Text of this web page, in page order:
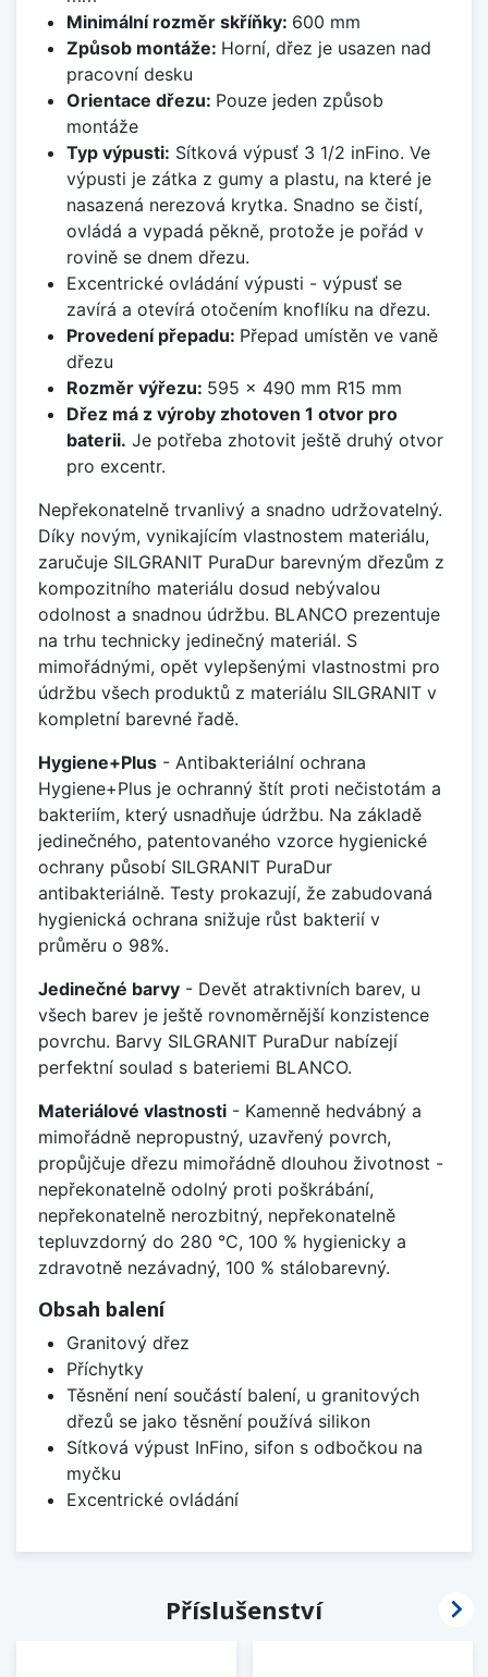
Minimální rozměr skříňky: 600 mm
Způsob montáže: Horní, dřez je usazen nad
pracovní desku
Orientace dřezu: Pouze jeden způsob
montáže
Typ výpusti: Sítková výpusť 3 1/2 inFino. Ve
výpusti je zátka z gumy a plastu, na které je
nasazená nerezová krytka. Snadno se čistí,
ovládá a vypadá pěkně, protože je pořád v
rovině se dnem dřezu.
Excentrické ovládání výpusti - výpusť se
zavírá a otevírá otočením knoflíku na dřezu.
Provedení přepadu: Přepad umístěn ve vaně
dřezu
Rozměr výřezu: 595 x 490 mm R15 mm
Dřez má z výroby zhotoven 1 otvor pro
baterii. Je potřeba zhotovit ještě druhý otvor
pro excentr.
Nepřekonatelně trvanlivý a snadno udržovatelný.
Díky novým, vynikajícím vlastnostem materiálu,
zaručuje SILGRANIT PuraDur barevným dřezům z
kompozitního materiálu dosud nebývalou
odolnost a snadnou údržbu. BLANCO prezentuje
na trhu technicky jedinečný materiál. S
mimořádnými, opět vylepšenými vlastnostmi pro
údržbu všech produktů z materiálu SILGRANIT v
kompletní barevné řadě.
Hygiene+Plus - Antibakteriální ochrana
Hygiene+Plus je ochranný štít proti nečistotám a
bakteriím, který usnadňuje údržbu. Na základě
jedinečného, patentovaného vzorce hygienické
ochrany působí SILGRANIT PuraDur
antibakteriálně. Testy prokazují, že zabudovaná
hygienická ochrana snižuje růst bakterií v
průměru o 98%.
Jedinečné barvy - Devět atraktivních barev, u
všech barev je ještě rovnoměrnější konzistence
povrchu. Barvy SILGRANIT PuraDur nabízejí
perfektní soulad s bateriemi BLANCO.
Materiálové vlastnosti - Kamenně hedvábný a
mimořádně nepropustný, uzavřený povrch,
propůjčuje dřezu mimořádně dlouhou životnost -
nepřekonatelně odolný proti poškrábání,
nepřekonatelně nerozbitný, nepřekonatelně
tepluvzdorný do 280 °C, 100 % hygienicky a
zdravotně nezávadný, 100 % stálobarevný.
Obsah balení
Granitový dřez
Příchytky
Těsnění není součástí balení, u granitových
dřezů se jako těsnění používá silikon
Sítková výpust InFino, sifon s odbočkou na
myčku
Excentrické ovládání
Příslušenství 